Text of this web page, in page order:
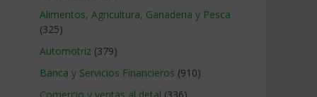
Alimentos, Agricultura, Ganaderia y Pesca
(325)
Automotriz (379)
Banca y Servicios Financieros (910)